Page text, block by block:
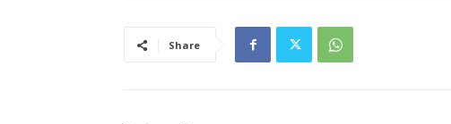
Share